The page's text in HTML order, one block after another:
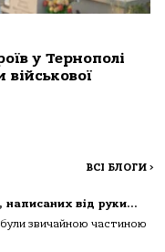
у Тернополі
військової
ВСІ БЛОГИ >
написаних від руки…
звичайною частиною